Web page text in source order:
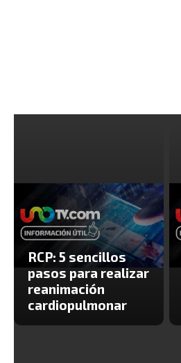
RCP: 5 sencillos
pasos para realizar
reanimación
cardiopulmonar